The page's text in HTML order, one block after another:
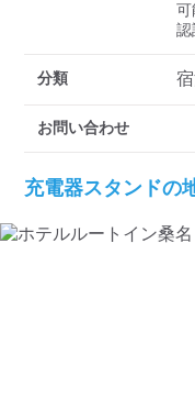
可
認
分類
お問い合わせ
充電器スタンドの